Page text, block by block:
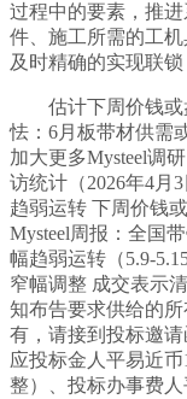
过程中的要素，推
件、施工所需的工
及时精确的实现联锁
估计下周价钱或盘
怯：6月板带材供需
加大更多Mysteel调
访统计（2026年4月
趋弱运转 下周价钱
Mysteel周报：全国
幅趋弱运转（5.9-
窄幅调整 成交表示
知布告要求供给的
有，请接到投标邀
应投标金人平易近
整）、投标办事费